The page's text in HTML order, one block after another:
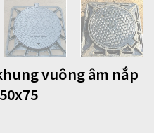
vuông âm nắp